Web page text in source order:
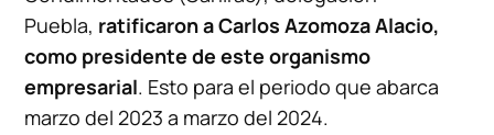
Puebla, ratificaron a Carlos Azomoza Alacio,
como presidente de este organismo
empresarial. Esto para el periodo que abarca
marzo del 2023 a marzo del 2024.